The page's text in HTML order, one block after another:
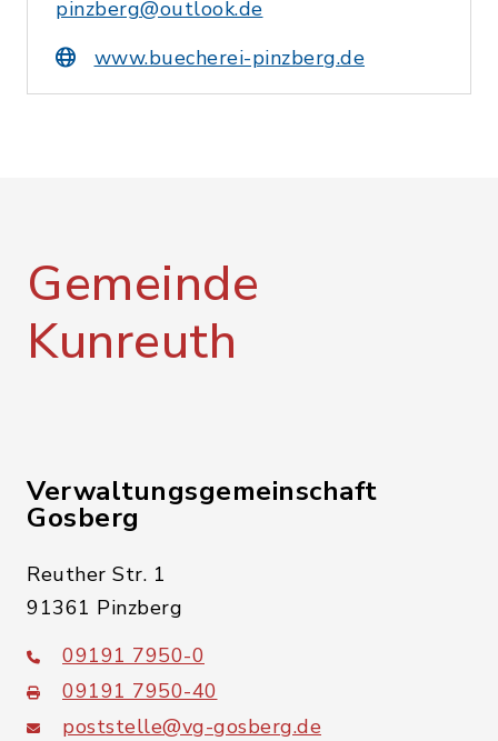
pinzberg@outlook.de
www.buecherei-pinzberg.de
Gemeinde
Kunreuth
Verwaltungsgemeinschaft
Gosberg
Reuther Str. 1
91361 Pinzberg
09191 7950-0
09191 7950-40
poststelle@vg-gosberg.de